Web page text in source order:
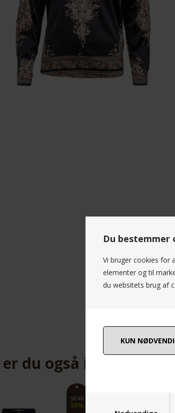
Du bestemmer
Vi bruger cookies for
elementer og til
du websitets brug af
du også
SPAR
50%